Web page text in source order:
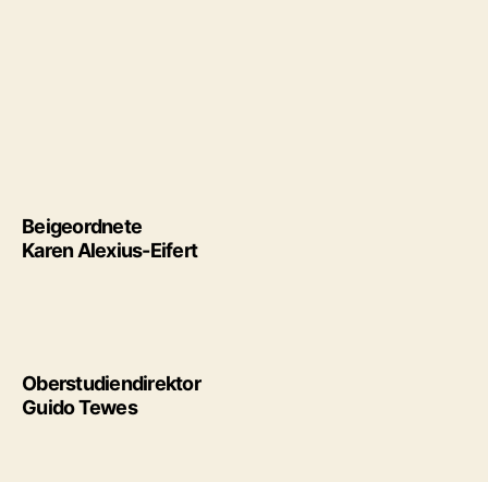
Beigeordnete
Karen Alexius-Eifert
Oberstudiendirektor
Guido Tewes